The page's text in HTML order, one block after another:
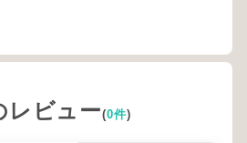
レビュー(0件)